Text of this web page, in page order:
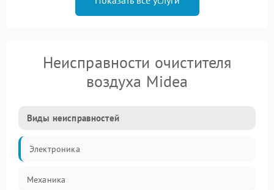
Неисправности очистителя
воздуха Midea
Виды неисправностей
Электроника
Механика